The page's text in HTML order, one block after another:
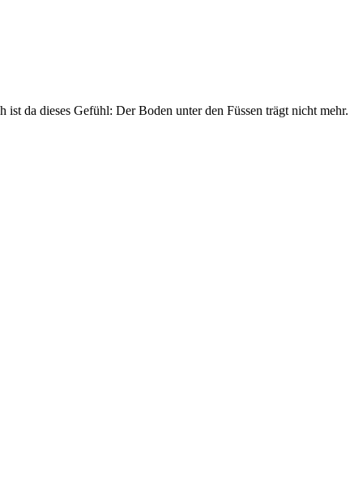
da dieses Gefühl: Der Boden unter den Füssen trägt nicht mehr.